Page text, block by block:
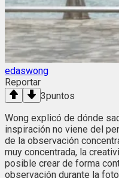
edaswong
Reportar
3puntos
Wong explicó de dónde
inspiración no viene del
de la observación
muy concentrada, la
posible crear de forma
observación durante la